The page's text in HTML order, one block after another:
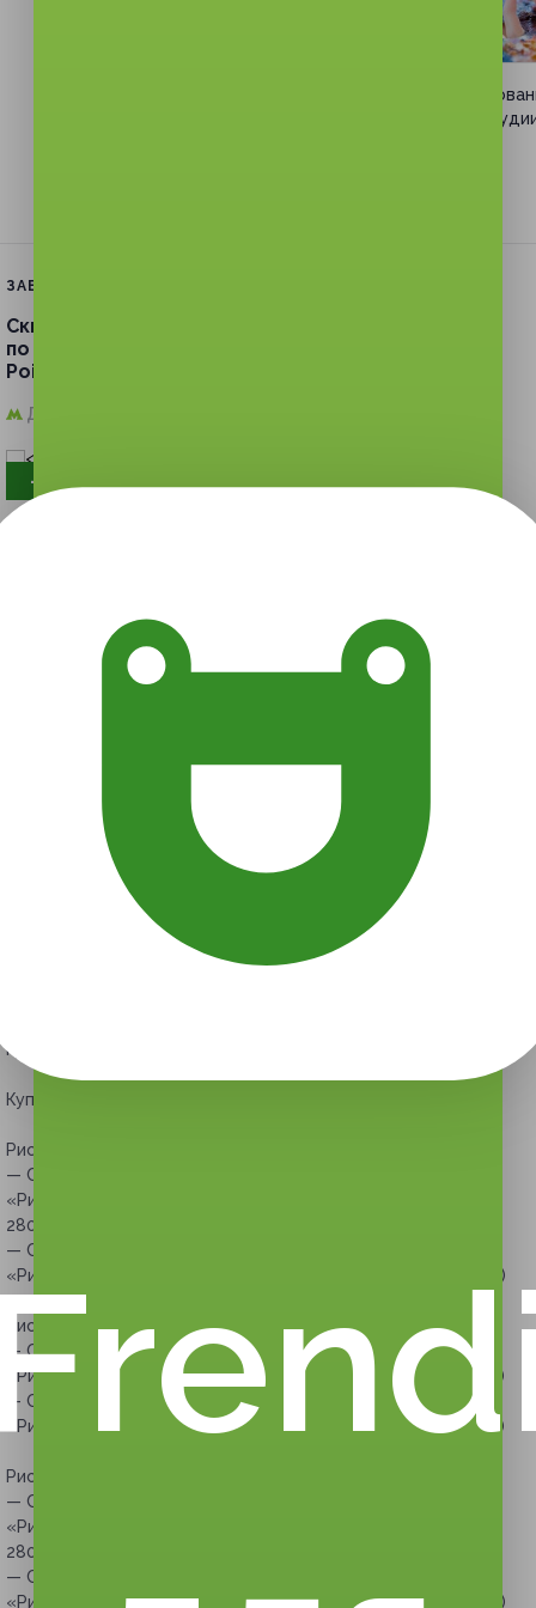
Мастер-класс по
в художественной
ЗАВЕРШЁННАЯ АКЦИЯ
Скидка до 74%.
по рисованию «Рисуем за 3 часа» или Point-to-
Point в художественной студии «Август-Арт»
Достоевская,
- 71%
Акция завершена
Поделиться с друзьями
2 марта 2021 г.
2 июня 2021 г.
Описание Гарантии Адреса Вопросы
Срок действия купонов:
с 02.03.2021 до 02.06.2021
купонов для себя или в подарок.
Купон действует на следующие виды услуг:
Рисование маслом:
— Скидка 59% на мастер-класс по рисованию маслом
«Рисуем за 3 часа» для одного (1148 руб. вместо
2800 руб.)
— Скидка 60% на мастер-класс по рисованию маслом
«Рисуем за 3 часа» для двоих (2240 руб. вместо 5600 руб.)
Рисование карандашом:
— Скидка 71% на мастер-класс по рисованию карандашом
«Рисуем за 3 часа» для одного (812 руб. вместо 2800 руб.)
— Скидка 74% на мастер-класс по рисованию карандашом
«Рисуем за 3 часа» для двоих (1456 руб. вместо 5600 руб.)
Рисование пастелью:
— Скидка 68% на мастер-класс по рисованию пастелью
«Рисуем за 3 часа» для одного (896 руб. вместо
2800 руб.)
— Скидка 70% на мастер-класс по рисованию пастелью
«Рисуем за 3 часа» для двоих (1680 руб. вместо 5600 руб.)